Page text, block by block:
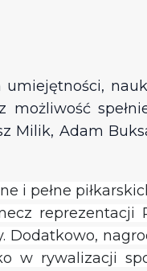
Adam
i pełne
w rywalizacji